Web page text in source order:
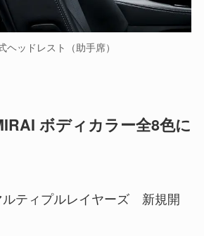
ヘッドレスト（助手席）
ボディカラー全8色に
ルティプルレイヤーズ 新規開